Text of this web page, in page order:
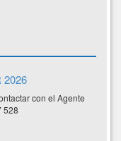
2026
con el Agente
528